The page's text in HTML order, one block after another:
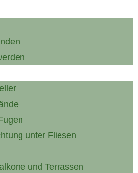
unter Fliesen
und Terrassen